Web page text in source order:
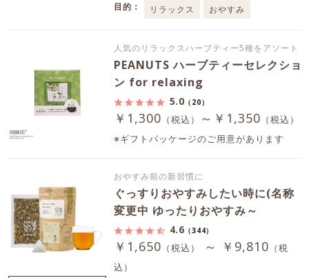
目的： リラックス おやすみ
人気のリラックスハーブティー5種をアソート
PEANUTS ハーブティーセレクショ
ン for relaxing
5.0 （20）
￥1,300 （税込） ～￥1,350 （税込）
※ギフトパッケージのご用意があります
おやすみ前の新習慣に
ぐっすりおやすみしたい時に(名称
変更中 ゆったりおやすみ～
4.6 （344）
￥1,650 （税込） ～ ￥9,810 （税
込）